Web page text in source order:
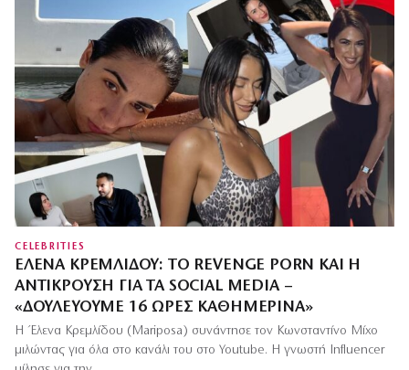
CELEBRITIES
ΈΛΕΝΑ ΚΡΕΜΛΊΔΟΥ: ΤΟ REVENGE PORN ΚΑΙ Η
ΑΝΤΊΚΡΟΥΣΗ ΓΙΑ ΤΑ SOCIAL MEDIA –
«ΔΟΥΛΕΎΟΥΜΕ 16 ΏΡΕΣ ΚΑΘΗΜΕΡΙΝΆ»
Η Έλενα Κρεμλίδου (Mariposa) συνάντησε τον Κωνσταντίνο Μίχο
μιλώντας για όλα στο κανάλι του στο Youtube. Η γνωστή Influencer